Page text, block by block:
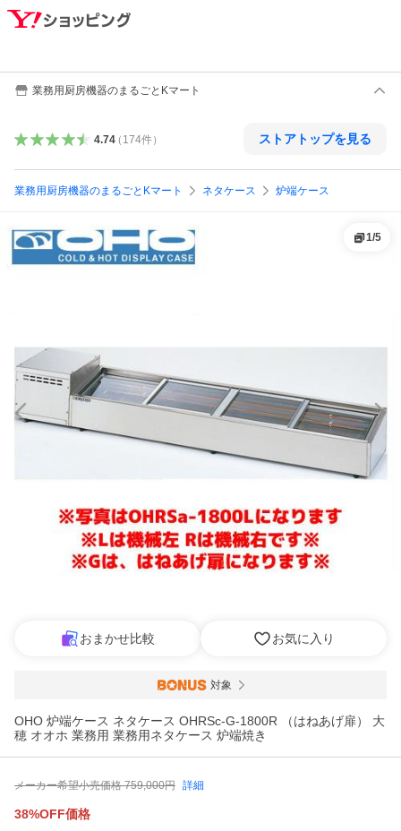
業務用厨房機器のまるごとKマート
4.74（ 174件） ストアトップを見る
業務用厨房機器のまるごとKマート ネタケース 炉端ケース
1/5
おまかせ比較 お気に入り
対象
OHO 炉端ケース ネタケース OHRSc-G-1800R （はねあげ扉） 大
穂 オオホ 業務用 業務用ネタケース 炉端焼き
メーカー希望小売価格 759,000円 詳細
38%OFF価格